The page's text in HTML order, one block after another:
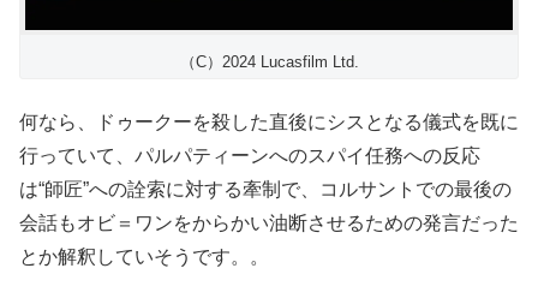
（C）2024 Lucasfilm Ltd.
何なら、ドゥークーを殺した直後にシスとなる儀式を既に
行っていて、パルパティーンへのスパイ任務への反応
は“師匠”への詮索に対する牽制で、コルサントでの最後の
会話もオビ＝ワンをからかい油断させるための発言だった
とか解釈していそうです。。